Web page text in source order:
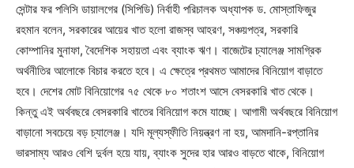
সেন্টার ফর পলিসি ডায়ালগের (সিপিডি) নির্বাহী পরিচালক অধ্যাপক ড. মোস্তাফিজুর
রহমান বলেন, সরকারের আয়ের খাত হলো রাজস্ব আহরণ, সঞ্চয়পত্র, সরকারি
কোম্পানির মুনাফা, বৈদেশিক সহায়তা এবং ব্যাংক ঋণ। বাজেটের চ্যালেঞ্জ সামগ্রিক
অর্থনীতির আলোকে বিচার করতে হবে। এ ক্ষেত্রে প্রথমত আমাদের বিনিয়োগ বাড়াতে
হবে। দেশের মোট বিনিয়োগের ৭৫ থেকে ৮০ শতাংশ আসে বেসরকারি খাত থেকে।
কিন্তু এই অর্থবছরে বেসরকারি খাতের বিনিয়োগ কমে যাচ্ছে। আগামী অর্থবছরে বিনিয়োগ
বাড়ানো সবচেয়ে বড় চ্যালেঞ্জ। যদি মূল্যস্ফীতি নিয়ন্ত্রণ না হয়, আমদানি-রপ্তানির
ভারসাম্য আরও বেশি দুর্বল হয়ে যায়, ব্যাংক সুদের হার আরও বাড়তে থাকে, বিনিয়োগ